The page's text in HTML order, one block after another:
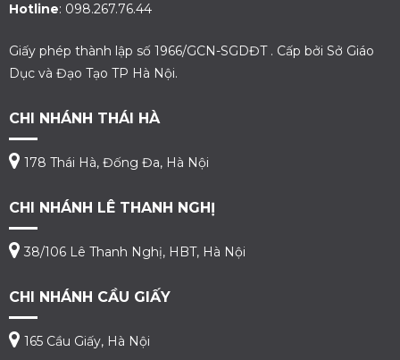
Hotline: 098.267.76.44
Giấy phép thành lập số 1966/GCN-SGDĐT . Cấp bởi Sở Giáo
Dục và Đạo Tạo TP Hà Nội.
CHI NHÁNH THÁI HÀ
178 Thái Hà, Đống Đa, Hà Nội
CHI NHÁNH LÊ THANH NGHỊ
38/106 Lê Thanh Nghị, HBT, Hà Nội
CHI NHÁNH CẦU GIẤY
165 Cầu Giấy, Hà Nội